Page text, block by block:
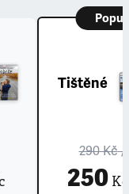
Tištěné
290 Kč/
250Kč